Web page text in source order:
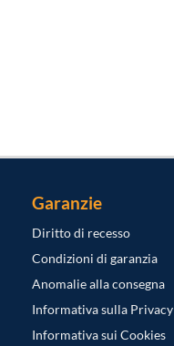
Garanzie
Diritto di recesso
Condizioni di garanzia
Anomalie alla consegna
Informativa sulla Privacy
Informativa sui Cookies